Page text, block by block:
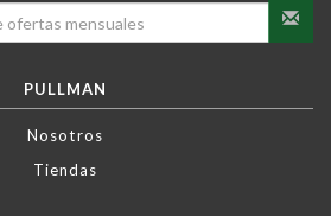
PULLMAN
Nosotros
Tiendas